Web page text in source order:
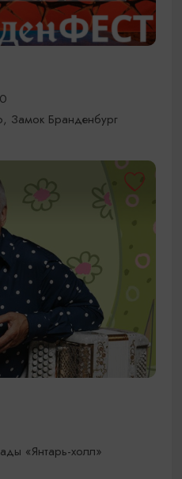
Замок Бранденбург
«Янтарь-холл»